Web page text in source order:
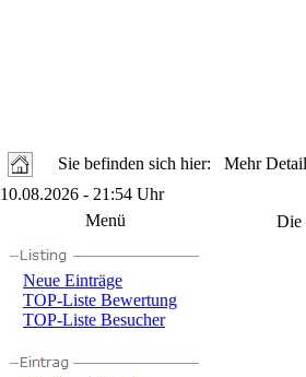
Sie befinden sich hier: Mehr
10.08.2026 - 21:54 Uhr
Menü
Neue Einträge
TOP-Liste Bewertung
TOP-Liste Besucher
Die